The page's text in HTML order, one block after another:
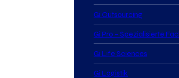
Gi Outsourcing
Gi Pro – Spezialisierte
Gi Life Sciences
Gi Logistik